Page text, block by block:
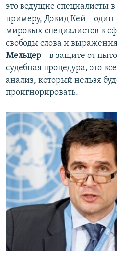
это ведущие специалисты в
примеру, Дэвид Кей –
мировых специалистов в
свободы слова и
Мельцер – в защите от
судебная процедура, это
анализ, который нельзя
проигнорировать.